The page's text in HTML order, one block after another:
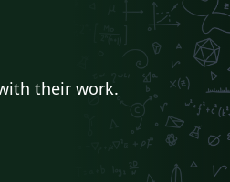
their work.